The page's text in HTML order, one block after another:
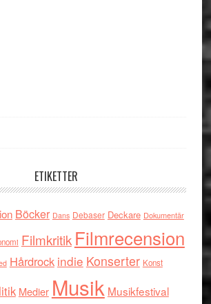
ETIKETTER
Böcker Dans Debaser Deckare Dokumentär
Filmkritik Filmrecension
Hårdrock indie Konserter Konst
Medier Musik Musikfestival